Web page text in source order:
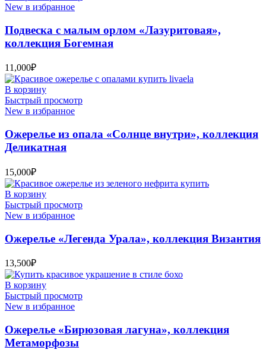
New в избранное
Подвеска с малым орлом «Лазуритовая»,
коллекция Богемная
11,000₽
В корзину
Быстрый просмотр
New в избранное
Ожерелье из опала «Солнце внутри», коллекция
Деликатная
15,000₽
В корзину
Быстрый просмотр
New в избранное
Ожерелье «Легенда Урала», коллекция Византия
13,500₽
В корзину
Быстрый просмотр
New в избранное
Ожерелье «Бирюзовая лагуна», коллекция
Метаморфозы